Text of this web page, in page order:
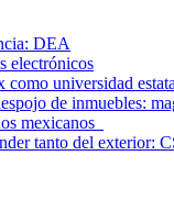
DEA
electrónicos
universidad
de inmuebles:
mexicanos
tanto del exterior: